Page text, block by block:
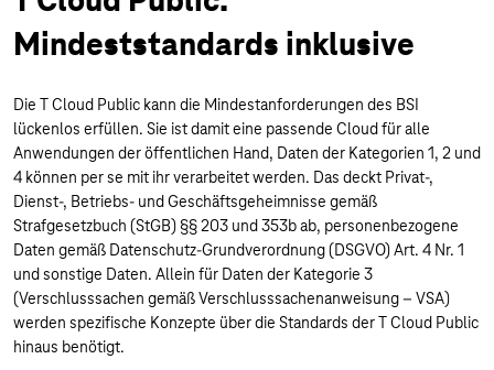
Mindeststandards inklusive
Die T Cloud Public kann die Mindestanforderungen des BSI
lückenlos erfüllen. Sie ist damit eine passende Cloud für alle
Anwendungen der öffentlichen Hand, Daten der Kategorien 1, 2 und
4 können per se mit ihr verarbeitet werden. Das deckt Privat-,
Dienst-, Betriebs- und Geschäftsgeheimnisse gemäß
Strafgesetzbuch (StGB) §§ 203 und 353b ab, personenbezogene
Daten gemäß Datenschutz-Grundverordnung (DSGVO) Art. 4 Nr. 1
und sonstige Daten. Allein für Daten der Kategorie 3
(Verschlusssachen gemäß Verschlusssachenanweisung – VSA)
werden spezifische Konzepte über die Standards der T Cloud Public
hinaus benötigt.